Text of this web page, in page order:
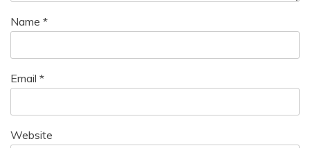
Name *
Email *
Website